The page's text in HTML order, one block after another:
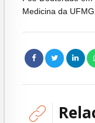
Medicina da